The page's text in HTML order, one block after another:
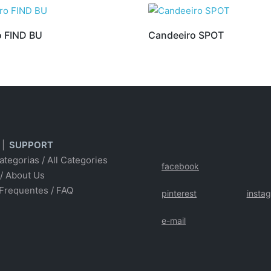
BU Candeeiro SPOT
SUPPORT
/ All Categories
About Us
/ FAQ
facebook
pinterest
e-mail